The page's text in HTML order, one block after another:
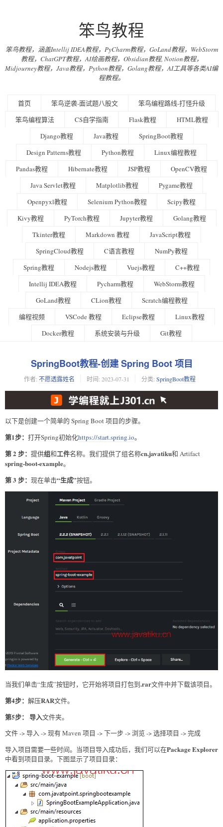
笨鸟教程
笨鸟教程，涵盖Intellij IDEA教程，PyCharm教程，GoLand教程，WebStorm
教程，ChatGPT教程，AI绘画教程，Obsidian教程, Notion教程，
Midjourney教程，Java教程，Python教程，Golang教程，AI工具等各类AI编
程教程。
首页 笨鸟逆袭-面试题八股文
笨鸟编程路线-打怪升级
笨鸟编程算法
CS自学指南 Flask教程
HTML教程
Django教程
Java教程
SpringBoot教程
Design Patterns教程
Python教程
Linux编程教程
Pandas教程
Hibernate教程 JSP教程
OpenCV教程
Java Servlet教程
Matplotlib教程
Pygame教程
Openpyxl教程
Selenium Python教程
Scipy教程
Kivy教程
PyTorch教程 Jupyter教程
Golang教程
Tkinter教程
Markdown 教程
JavaScript教程
SpringCloud教程
C语言教程
NumPy教程
Spring教程
Nodejs教程 Vuejs教程
C++教程
Intellij IDEA教程
Pycharm教程
WebStorm教程
GoLand教程
CLion教程
Scratch编程教程
编程视频
VSCode 教程 Eclipse教程
Linux教程
Docker教程
系统安装与升级 Git教程
SpringBoot教程-创建 Spring Boot 项目
作者: 不愿透露姓名 时间: 2023-07-31 分类: SpringBoot教程
以下是创建一个简单的 Spring Boot 项目的步骤。
第1步： 打开Spring初始化https://start.spring.io。
第 2 步： 提供组和工件名称。我们提供了组名称cn.javatiku和 Artifact
spring-boot-example。
第 3 步： 现在单击“生成”按钮。
当我们单击“生成”按钮时，它开始将项目打包到.rar文件中并下载该项目。
第4步： 解压RAR文件。
第5步： 导入文件夹。
文件 -> 导入 -> 现有 Maven 项目 -> 下一步 -> 浏览 -> 选择项目 -> 完成
导入项目需要一些时间。当项目导入成功后，我们可以在Package Explorer
中看到项目目录。下图显示了项目目录：